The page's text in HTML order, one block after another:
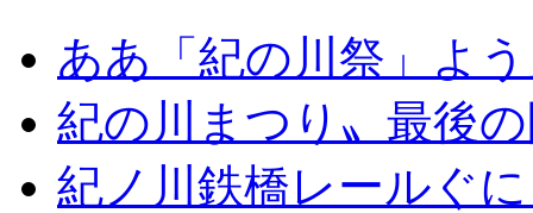
ああ「紀の川祭」よ
紀の川まつり〟最後
紀ノ川鉄橋レールぐ